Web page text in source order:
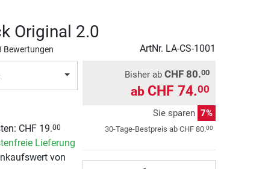
Original 2.0
Bewertungen ArtNr. LA-CS-1001
CHF 19.00
Lieferung
von
Bisher ab CHF 80.00
ab CHF 74.00
Sie sparen 7%
30-Tage-Bestpreis ab CHF 80.00